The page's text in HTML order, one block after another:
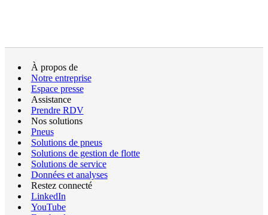
À propos de
Notre entreprise
Espace presse
Assistance
Prendre RDV
Nos solutions
Pneus
Solutions de pneus
Solutions de gestion de flotte
Solutions de service
Données et analyses
Restez connecté
LinkedIn
YouTube